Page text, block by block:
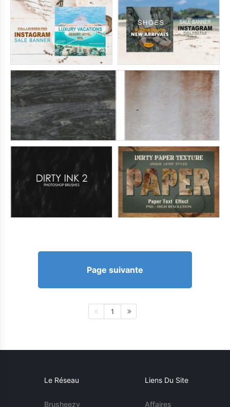
Page suivante
1
Le Réseau
Brusheezy
Liens Du Site
Affaires